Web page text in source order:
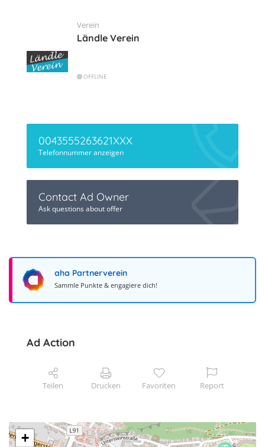
Verein
Ländle Verein
OFFLINE
0043555263621XXX
Telefonnummer anzeigen
Contact Ad Owner
Ask questions about offer
aha Partnerverein
Sammle Punkte & engagiere dich!
Ad Action
Teilen Drucken Favoriten Report
+